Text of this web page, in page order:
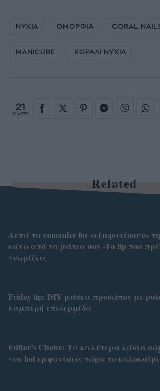
ΝΥΧΙΑ ΟΜΟΡΦΙΑ CORAL
MANICURE ΚΟΡΑΛΙ ΝΥΧΙΑ
21
SHARES
Related
Αυτά τα concealer θα «εξαφανίσουν»
κάτω από τα μάτια σου -Το tip που
γνωρίζεις
Friday tip: DIY μάσκα προσώπου με
λαμπερή επιδερμίδα
Editor’s Choice: Τα καλύτερα λάδια
για hot εμφανίσεις τώρα το καλοκαίρι